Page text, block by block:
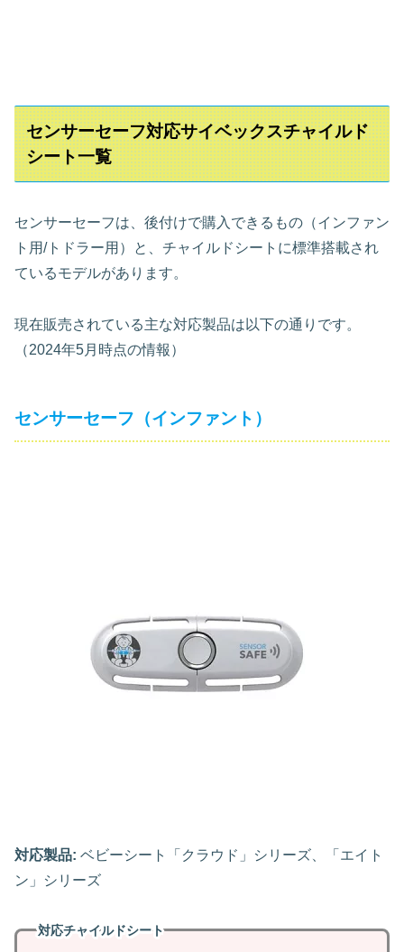
センサーセーフ対応サイベックスチャイルド
シート一覧
センサーセーフは、後付けで購入できるもの（インファン
ト用/トドラー用）と、チャイルドシートに標準搭載され
ているモデルがあります。
現在販売されている主な対応製品は以下の通りです。
（2024年5月時点の情報）
センサーセーフ（インファント）
対応製品: ベビーシート「クラウド」シリーズ、「エイト
ン」シリーズ
対応チャイルドシート